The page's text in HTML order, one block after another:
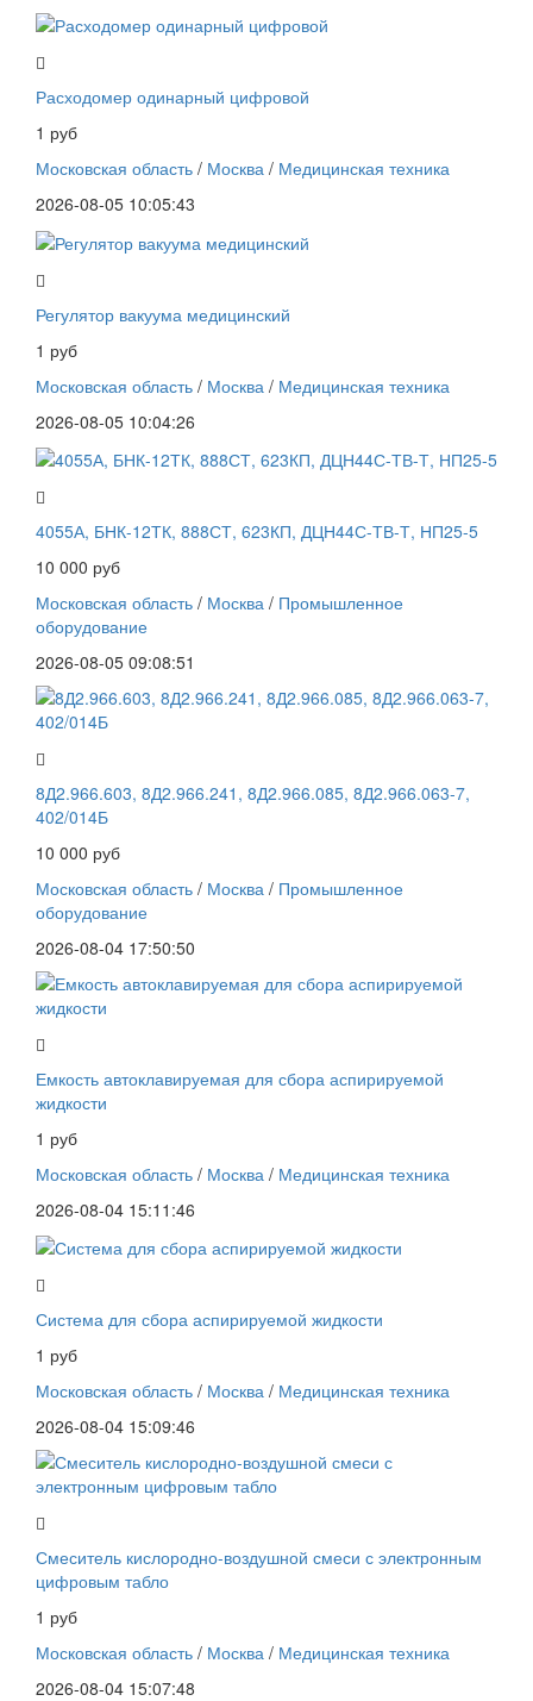
Расходомер одинарный цифровой
1 руб
Московская область / Москва / Медицинская техника
2026-08-05 10:05:43
Регулятор вакуума медицинский
1 руб
Московская область / Москва / Медицинская техника
2026-08-05 10:04:26
4055А, БНК-12ТК, 888СТ, 623КП, ДЦН44С-ТВ-Т, НП25-5
10 000 руб
Московская область / Москва / Промышленное
оборудование
2026-08-05 09:08:51
8Д2.966.603, 8Д2.966.241, 8Д2.966.085, 8Д2.966.063-7,
402/014Б
10 000 руб
Московская область / Москва / Промышленное
оборудование
2026-08-04 17:50:50
Емкость автоклавируемая для сбора аспирируемой
жидкости
1 руб
Московская область / Москва / Медицинская техника
2026-08-04 15:11:46
Система для сбора аспирируемой жидкости
1 руб
Московская область / Москва / Медицинская техника
2026-08-04 15:09:46
Смеситель кислородно-воздушной смеси с электронным
цифровым табло
1 руб
Московская область / Москва / Медицинская техника
2026-08-04 15:07:48